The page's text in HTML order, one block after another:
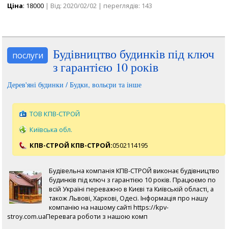
Ціна: 18000 | Від: 2020/02/02 | переглядів: 143
послуги
Будівництво будинків під ключ
з гарантією 10 років
Дерев'яні будинки / Будки, вольєри та інше
ТОВ КПВ-СТРОЙ
Київська обл.
КПВ-СТРОЙ КПВ-СТРОЙ:0502114195
Будівельна компанія КПВ-СТРОЙ виконає будівництво
будинків під ключ з гарантією 10 років. Працюємо по
всій Україні переважно в Києві та Київській області, а
також Львові, Харкові, Одесі. Інформація про нашу
компанію на нашому сайті https://kpv-
stroy.com.uaПеревага роботи з нашою комп